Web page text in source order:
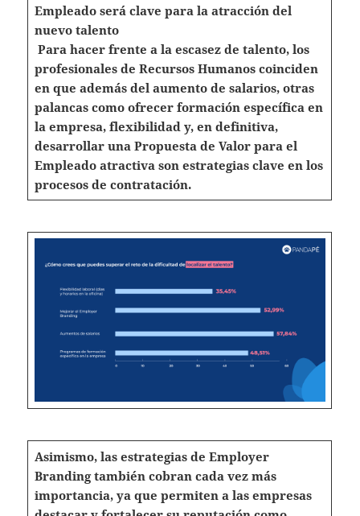
Empleado será clave para la atracción del
nuevo talento
Para hacer frente a la escasez de talento, los
profesionales de Recursos Humanos coinciden
en que además del aumento de salarios, otras
palancas como ofrecer formación específica en
la empresa, flexibilidad y, en definitiva,
desarrollar una Propuesta de Valor para el
Empleado atractiva son estrategias clave en los
procesos de contratación.
Asimismo, las estrategias de Employer
Branding también cobran cada vez más
importancia, ya que permiten a las empresas